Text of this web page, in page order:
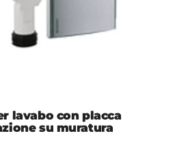
lavabo con placca
su muratura